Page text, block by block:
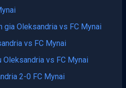
gia Oleksandria vs FC Mynai
vs FC Mynai
vs FC Mynai
2-0 FC Mynai